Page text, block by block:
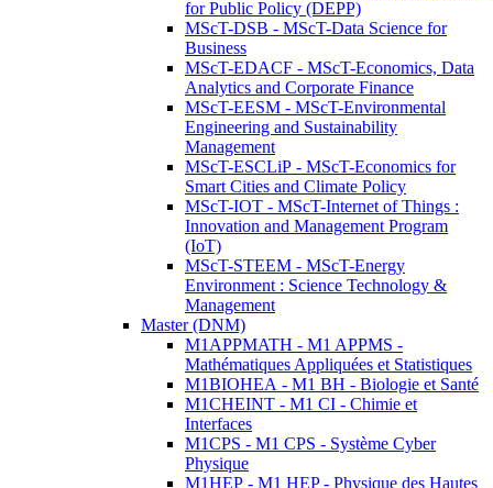
for Public Policy (DEPP)
MScT-DSB - MScT-Data Science for
Business
MScT-EDACF - MScT-Economics, Data
Analytics and Corporate Finance
MScT-EESM - MScT-Environmental
Engineering and Sustainability
Management
MScT-ESCLiP - MScT-Economics for
Smart Cities and Climate Policy
MScT-IOT - MScT-Internet of Things :
Innovation and Management Program
(IoT)
MScT-STEEM - MScT-Energy
Environment : Science Technology &
Management
Master (DNM)
M1APPMATH - M1 APPMS -
Mathématiques Appliquées et Statistiques
M1BIOHEA - M1 BH - Biologie et Santé
M1CHEINT - M1 CI - Chimie et
Interfaces
M1CPS - M1 CPS - Système Cyber
Physique
M1HEP - M1 HEP - Physique des Hautes